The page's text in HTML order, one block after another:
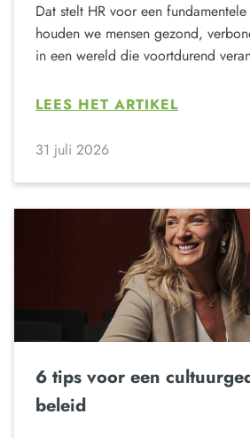
Dat stelt HR voor een
houden we mensen gezond,
in een wereld die voortdurend
LEES HET ARTIKEL
31 juli 2026
6 tips voor een
beleid